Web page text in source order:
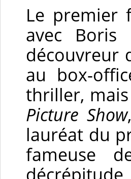
Le premier
avec
découvreur
au box-
thriller,
Picture Show
lauréat du
fameuse